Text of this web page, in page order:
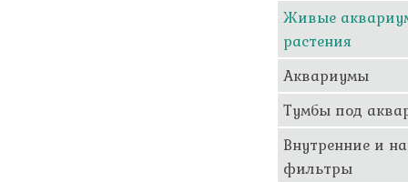
Живые
растения
Аквариумы
Тумбы под
Внутренние и
фильтры